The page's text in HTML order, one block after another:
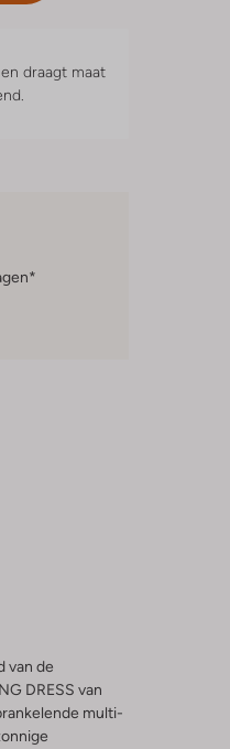
draagt maat
van de
DRESS van
multi-